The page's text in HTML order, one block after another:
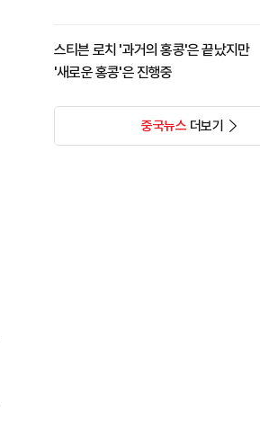
스티븐 로치 '과거의 홍콩'은 끝났지만
'새로운 홍콩'은 진행중
중국뉴스더보기